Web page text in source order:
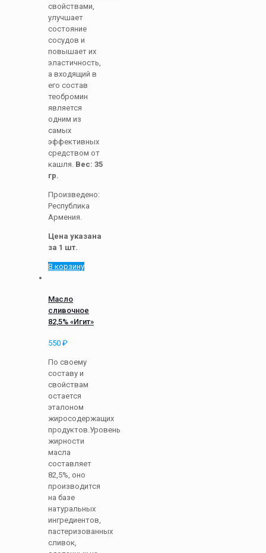
свойствами,
улучшает
состояние
сосудов и
повышает их
эластичность,
а входящий в
его состав
теобромин
является
одним из
самых
эффективных
средством от
кашля. Вес: 35
гр.
Произведено:
Республика
Армения.
Цена указана
за 1 шт.
В корзину
Масло
сливочное
82,5% «Игит»
550 ₽
По своему
составу и
свойствам
остается
эталоном
жиросодержащих
продуктов.Уровень
жирности
масла
составляет
82,5%, оно
производится
на базе
натуральных
ингредиентов,
пастеризованных
сливок,